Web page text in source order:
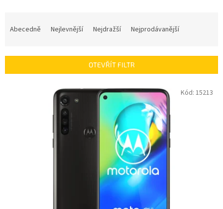
í
Abecedně Nejlevnější Nejdražší Nejprodávanější
OTEVŘÍT FILTR
Kód: 15213